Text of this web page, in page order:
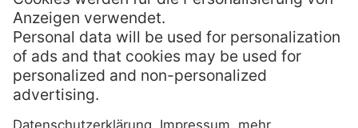
Stop auf dem Hochgrat von Bora Bora. Von
dort kann man die Nachbarinseln Raiatea,
Taaha und Maupiti sehen.